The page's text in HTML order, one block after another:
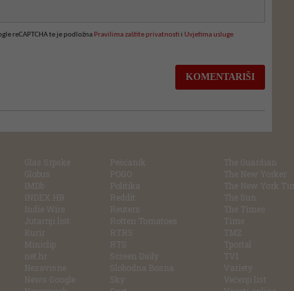
reCAPTCHA te je podložna Pravilima zaštite privatnostii Uvjetima usluge
Glas Srpske
Globus
IMDb
INDEX.HR
Indie Wire
Jutarnji list
Kurir
Miniclip
net.hr
Nezavisne
News Google
Pešćanik
POGO
Politika
Reddit
Reuters
Rotten Tomatoes
RTRS
RTS
Screen Daily
Slobodna Bosna
Sky
The Guardian
The New Yorker
The New York
The Sun
The Times
Time
TMZ
Tportal
TV1
Variety
Večenji list